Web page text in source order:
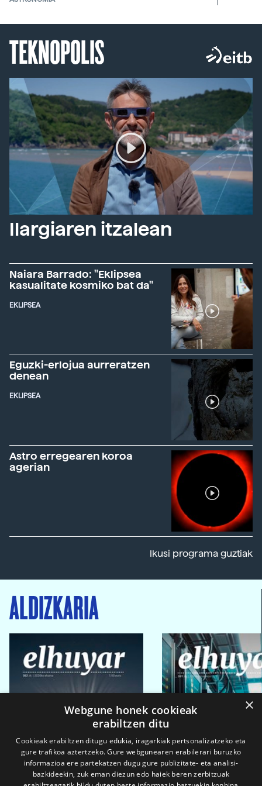
TEKNOPOLIS
Ilargiaren itzalean
Naiara Barrado: "Eklipsea
kasualitate kosmiko bat da"
EKLIPSEA
Eguzki-erlojua aurreratzen
denean
EKLIPSEA
Astro erregearen koroa
agerian
Ikusi programa guztiak
ALDIZKARIA
×
Webgune honek cookieak
erabiltzen ditu
Cookieak erabiltzen ditugu edukia, iragarkiak pertsonalizatzeko eta
gure trafikoa aztertzeko. Gure webgunearen erabilerari buruzko
informazioa ere partekatzen dugu gure publizitate- eta analisi-
bazkideekin, zuk eman diezun edo haiek beren zerbitzuak